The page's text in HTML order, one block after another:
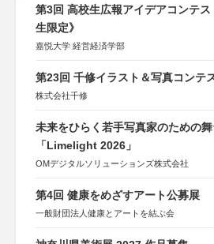
第3回 高校生広報アイデアコンテス
生限定》
嘉悦大学 経営経済学部
第23回 千修イラスト＆写真コンテ
株式会社千修
未来をひらく若手写真家のための舞
「Limelight 2026」
OMデジタルソリューションズ株式会社
第4回 健康をめざすアート公募展
一般財団法人健康とアートを結ぶ会